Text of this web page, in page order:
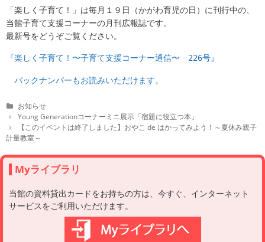
「楽しく子育て！」は毎月１９日（かがわ育児の日）に刊行中の、
当館子育て支援コーナーの月刊広報誌です。
最新号をどうぞご覧ください。
『楽しく子育て！〜子育て支援コーナー通信〜 226号』
バックナンバーもお読みいただけます。
C
a
e
o
r
i
s
お知らせ
P
o
s
n
a
v
g
a
Young Generationコーナーミニ展示「宿題に役立つ本」
【このイベントは終了しました】おやこ de はかってみよう！～夏休み親子
計量教室～
Myライブラリ
当館の資料貸出カードをお持ちの方は、今すぐ、インターネット
サービスをご利用いただけます。